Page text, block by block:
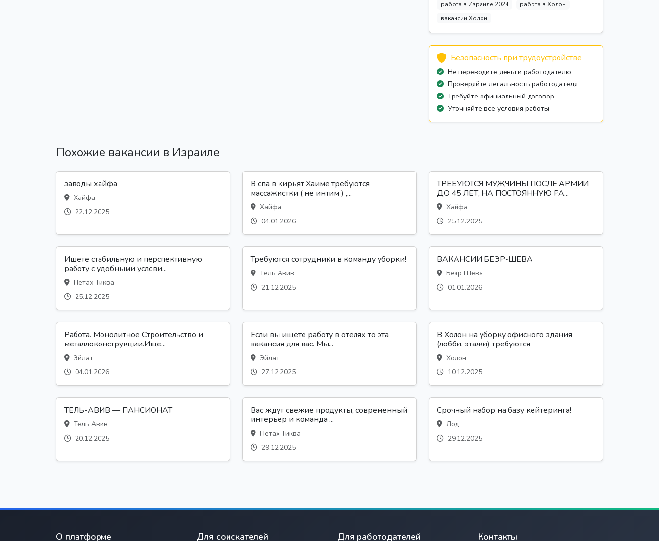
работа в Израиле 2024
работа в Холон
вакансии Холон
Безопасность при трудоустройстве
Не переводите деньги работодателю
Проверяйте легальность работодателя
Требуйте официальный договор
Уточняйте все условия работы
Похожие вакансии в Израиле
заводы хайфа
Хайфа
22.12.2025
В спа в кирьят Хаиме требуются
массажистки ( не интим ) ,...
Хайфа
04.01.2026
ТРЕБУЮТСЯ МУЖЧИНЫ ПОСЛЕ АРМИИ
ДО 45 ЛЕТ, НА ПОСТОЯННУЮ РА...
Хайфа
25.12.2025
Ищете стабильную и перспективную
работу с удобными услови...
Петах Тиква
25.12.2025
Требуются сотрудники в команду уборки!
Тель Авив
21.12.2025
ВАКАНСИИ БЕЭР-ШЕВА
Беэр Шева
01.01.2026
Работа. Монолитное Строительство и
металлоконструкции.Ище...
Эйлат
04.01.2026
Если вы ищете работу в отелях то эта
вакансия для вас. Мы...
Эйлат
27.12.2025
В Холон на уборку офисного здания
(лобби, этажи) требуются
Холон
10.12.2025
ТЕЛЬ-АВИВ — ПАНСИОНАТ
Тель Авив
20.12.2025
Вас ждут свежие продукты, современный
интерьер и команда ...
Петах Тиква
29.12.2025
Срочный набор на базу кейтеринга!
Лод
29.12.2025
О платформе Для соискателей Для работодателей Контакты